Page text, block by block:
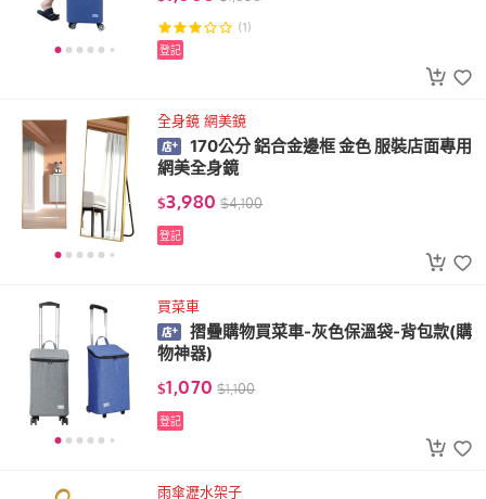
(1)
登記
全身鏡 網美鏡
170公分 鋁合金邊框 金色 服裝店面專用
網美全身鏡
$3,980 $4,100
登記
買菜車
摺疊購物買菜車-灰色保溫袋-背包款(購
物神器)
$1,070 $1,100
登記
雨傘瀝水架子